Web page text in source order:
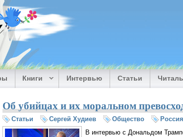
Книги Интервью Статьи
Об убийцах и их моральном
Статьи Сергей Худиев Общество Россия
В интервью с Дональдом